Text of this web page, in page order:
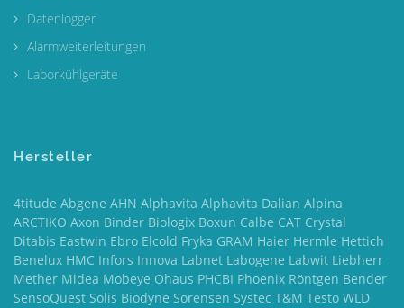
Datenlogger
Alarmweiterleitungen
Laborkühlgeräte
Hersteller
4titude Abgene AHN Alphavita Alphavita Dalian Alpina
ARCTIKO Axon Binder Biologix Boxun Calbe CAT Crystal
Ditabis Eastwin Ebro Elcold Fryka GRAM Haier Hermle Hettich
Benelux HMC Infors Innova Labnet Labogene Labwit Liebherr
Mether Midea Mobeye Ohaus PHCBI Phoenix Röntgen Bender
SensoQuest Solis Biodyne Sorensen Systec T&M Testo WLD